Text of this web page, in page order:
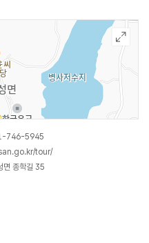
누각인 정수루에는 직접
드러지게 피어 아름다움을 더한다.
746-5945
tour/
면 종학길 35